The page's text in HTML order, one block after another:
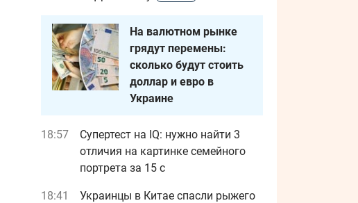
На валютном рынке
грядут перемены:
сколько будут стоить
доллар и евро в
Украине
18:57
Супертест на IQ: нужно найти 3
отличия на картинке семейного
портрета за 15 с
18:41
Украинцы в Китае спасли рыжего